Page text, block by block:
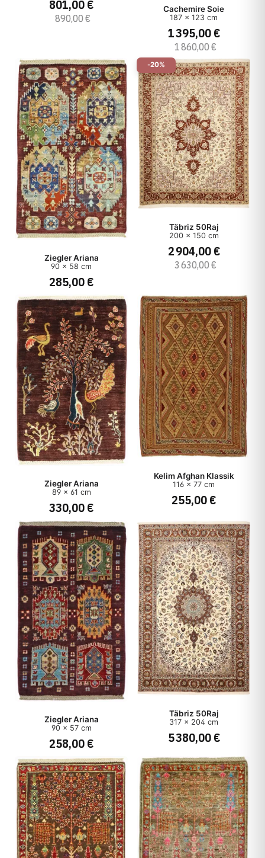
801,00 €
890,00 €
Cachemire Soie
187 x 123 cm
1 395,00 €
1 860,00 €
Ziegler Ariana
90 x 58 cm
285,00 €
-20%
Täbriz 50Raj
200 x 150 cm
2 904,00 €
3 630,00 €
Ziegler Ariana
89 x 61 cm
330,00 €
Kelim Afghan Klassik
116 x 77 cm
255,00 €
Ziegler Ariana
90 x 57 cm
258,00 €
Täbriz 50Raj
317 x 204 cm
5 380,00 €